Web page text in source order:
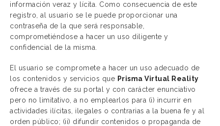
información veraz y lícita. Como consecuencia de este
registro, al usuario se le puede proporcionar una
contraseña de la que será responsable,
comprometiéndose a hacer un uso diligente y
confidencial de la misma.
El usuario se compromete a hacer un uso adecuado de
los contenidos y servicios que Prisma Virtual Reality
ofrece a través de su portal y con carácter enunciativo
pero no limitativo, a no emplearlos para (i) incurrir en
actividades ilícitas, ilegales o contrarias a la buena fe y al
orden público; (ii) difundir contenidos o propaganda de